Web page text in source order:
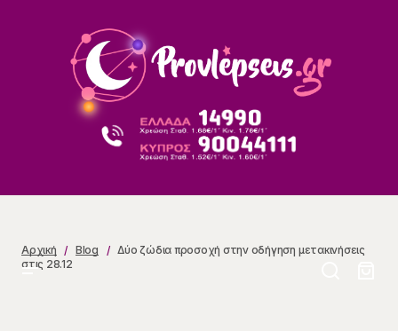
Αρχική Blog
Δύο ζώδια προσοχή στην οδήγηση μετακινήσεις
στις 28.12